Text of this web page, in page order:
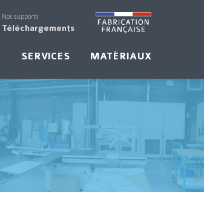
Nos supports
Téléchargements
SERVICES MATÉRIAUX